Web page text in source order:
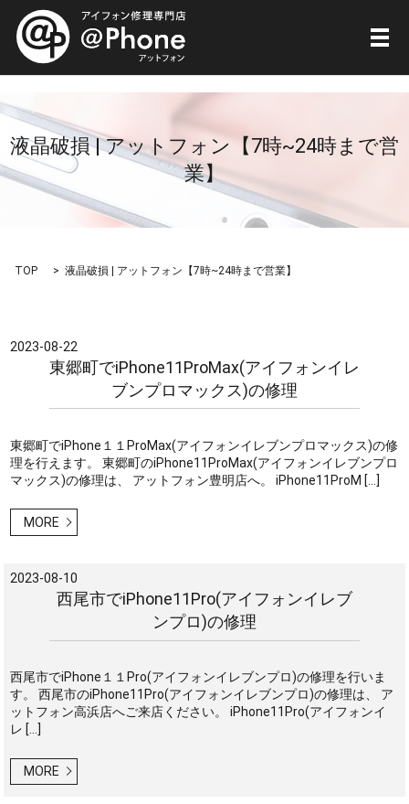
メ
液晶破損 | アットフォン【7時~24時まで営
業】
TOP 液晶破損 | アットフォン【7時~24時まで営業】
2023-08-22
東郷町でiPhone11ProMax(アイフォンイレ
ブンプロマックス)の修理
東郷町でiPhone１１ProMax(アイフォンイレブンプロマックス)の修
理を行えます。 東郷町のiPhone11ProMax(アイフォンイレブンプロ
マックス)の修理は、 アットフォン豊明店へ。 iPhone11ProM […]
MORE
2023-08-10
西尾市でiPhone11Pro(アイフォンイレブ
ンプロ)の修理
西尾市でiPhone１１Pro(アイフォンイレブンプロ)の修理を行いま
す。 西尾市のiPhone11Pro(アイフォンイレブンプロ)の修理は、 ア
ットフォン高浜店へご来店ください。 iPhone11Pro(アイフォンイ
レ […]
MORE